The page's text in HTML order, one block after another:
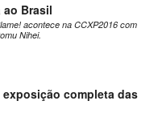
ao Brasil
acontece na CCXP2016 com
Nihei.
exposição completa das